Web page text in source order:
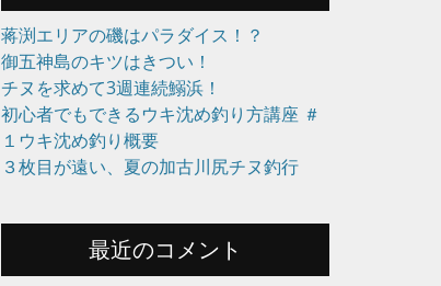
蒋渕エリアの磯はパラダイス！？
御五神島のキツはきつい！
チヌを求めて3週連続鰯浜！
初心者でもできるウキ沈め釣り方講座 ＃
１ウキ沈め釣り概要
３枚目が遠い、夏の加古川尻チヌ釣行
最近のコメント